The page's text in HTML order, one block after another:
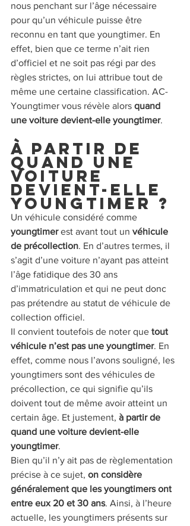
nous penchant sur l’âge nécessaire
pour qu’un véhicule puisse être
reconnu en tant que youngtimer. En
effet, bien que ce terme n’ait rien
d’officiel et ne soit pas régi par des
règles strictes, on lui attribue tout de
même une certaine classification. AC-
Youngtimer vous révèle alors quand
une voiture devient-elle youngtimer.
À partir de
quand une
voiture
devient-elle
youngtimer ?
Un véhicule considéré comme
youngtimer est avant tout un véhicule
de précollection. En d’autres termes, il
s’agit d’une voiture n’ayant pas atteint
l’âge fatidique des 30 ans
d’immatriculation et qui ne peut donc
pas prétendre au statut de véhicule de
collection officiel.
Il convient toutefois de noter que tout
véhicule n’est pas une youngtimer. En
effet, comme nous l’avons souligné, les
youngtimers sont des véhicules de
précollection, ce qui signifie qu’ils
doivent tout de même avoir atteint un
certain âge. Et justement, à partir de
quand une voiture devient-elle
youngtimer.
Bien qu’il n’y ait pas de règlementation
précise à ce sujet, on considère
généralement que les youngtimers ont
entre eux 20 et 30 ans. Ainsi, à l’heure
actuelle, les youngtimers présents sur